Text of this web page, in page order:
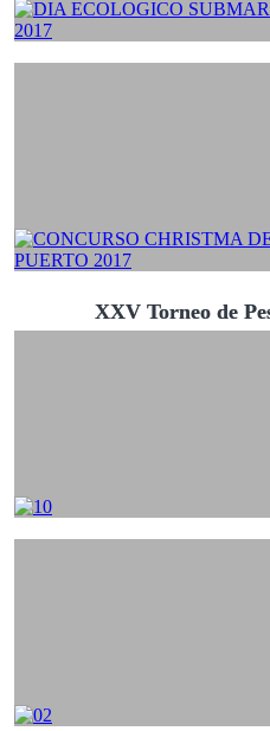
XXV Torneo de